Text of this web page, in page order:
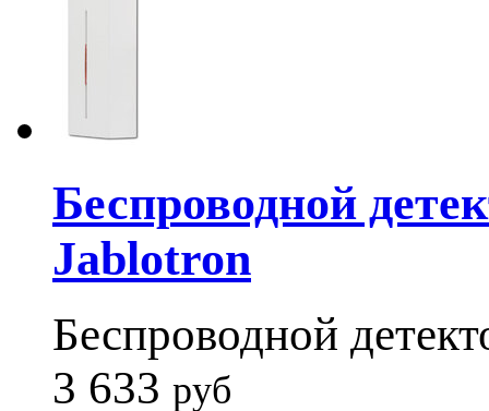
Беспроводной
Jablotron
Беспроводной
3 633 руб